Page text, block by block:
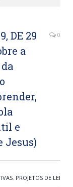
DE 29
a
e
Jesus)
0
, PROJETOS DE LEI